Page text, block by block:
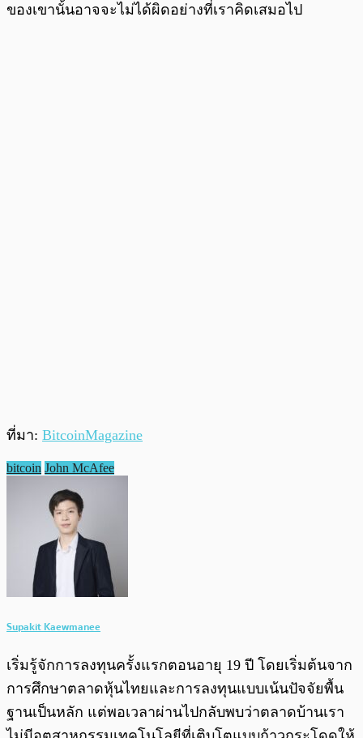
ของเขานั้นอาจจะไม่ได้ผิดอย่างที่เราคิดเสมอไป
ที่มา: BitcoinMagazine
bitcoin John McAfee
Supakit Kaewmanee
เริ่มรู้จักการลงทุนครั้งแรกตอนอายุ 19 ปี โดยเริ่มต้นจาก
การศึกษาตลาดหุ้นไทยและการลงทุนแบบเน้นปัจจัยพื้น
ฐานเป็นหลัก แต่พอเวลาผ่านไปกลับพบว่าตลาดบ้านเรา